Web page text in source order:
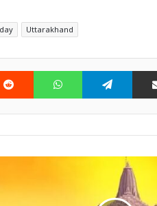
Uttarakhand
Reddit WhatsApp